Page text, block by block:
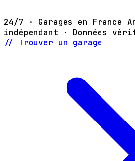
24/7 · Garages en France
indépendant · Données
// Trouver un garage